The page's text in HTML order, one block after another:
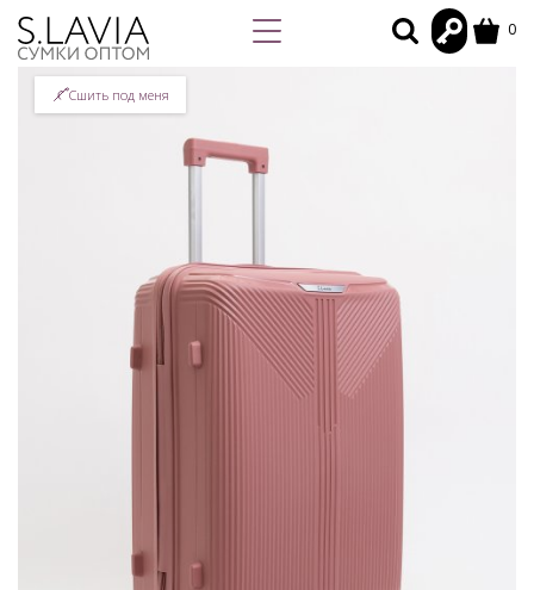
0
Сшить под меня